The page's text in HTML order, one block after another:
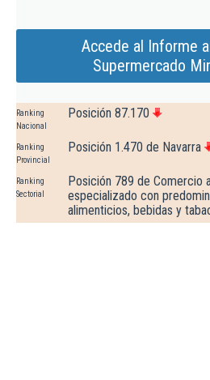
Accede al Informe
Supermercado
Ranking
Nacional
Posición 87.170
Ranking
Provincial
Posición 1.470 de Navarra
Ranking
Sectorial
Posición 789 de Comercio
especializado con
alimenticios, bebidas y